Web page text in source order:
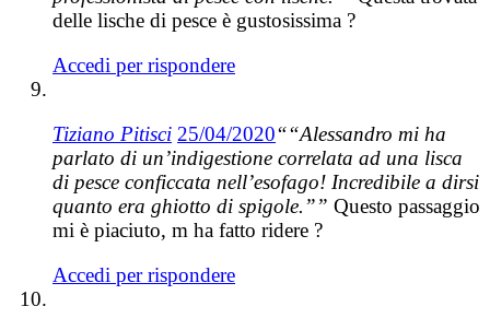
delle lische di pesce è gustosissima ?
Accedi per rispondere
Tiziano Pitisci 25/04/2020““Alessandro mi ha
parlato di un’indigestione correlata ad una lisca
di pesce conficcata nell’esofago! Incredibile a dirsi
quanto era ghiotto di spigole.”” Questo passaggio
mi è piaciuto, m ha fatto ridere ?
Accedi per rispondere